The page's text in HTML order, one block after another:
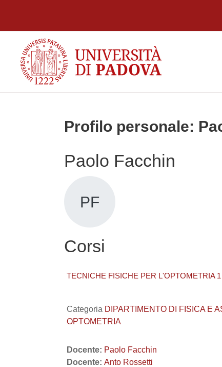
Profilo personale:
Paolo Facchin
PF
Corsi
TECNICHE FISICHE PER L'OPTOMETRIA
Categoria DIPARTIMENTO DI FISICA E
OPTOMETRIA
Docente: Paolo Facchin
Docente: Anto Rossetti